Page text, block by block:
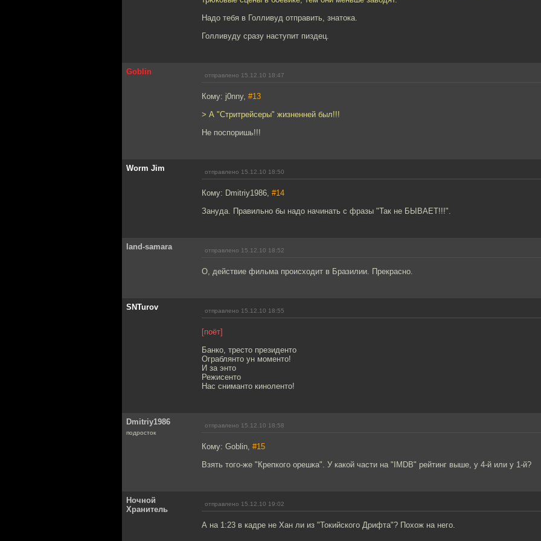
Надо тебя в Голливуд отправить, знатока.
Голливуду сразу наступит пиздец.
Goblin отправлено 15.12.10 18:47
Кому: j0nny, #13
> А "Стритрейсеры" жизненней был!!!
Не поспоришь!!!
Worm Jim отправлено 15.12.10 18:50
Кому: Dmitriy1986, #14
Зануда. Правильно бы надо начинать с фразы "Так не БЫВАЕТ!!!".
land-samara отправлено 15.12.10 18:52
О, действие фильма происходит в Бразилии. Прекрасно.
SNTurov отправлено 15.12.10 18:55
[поёт]
Банко, тресто президенто
Ограблянто ун моменто!
И за энто
Режисенто
Нас сниманто киноленто!
Dmitriy1986
подросток
отправлено 15.12.10 18:58
Кому: Goblin, #15
Взять того-же "Крепкого орешка". У какой части на "IMDB" рейтинг выше, у 4-й или у 1-й?
Ночной
Хранитель
отправлено 15.12.10 19:02
А на 1:23 в кадре не Хан ли из "Токийского Дрифта"? Похож на него.